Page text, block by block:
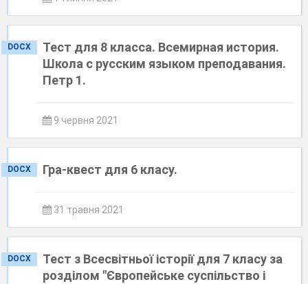
DOCX
Тест для 8 класса. Всемирная история.
Школа с русским языком преподавания.
Петр 1.
9 червня 2021
DOCX Гра-квест для 6 класу.
31 травня 2021
DOCX
Тест з Всесвітньої історії для 7 класу за
розділом "Європейське суспільство і